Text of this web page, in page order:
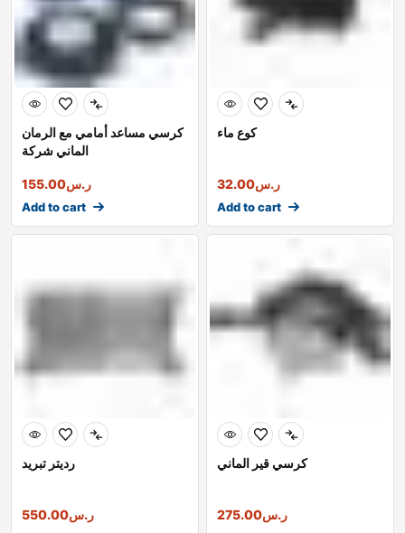
كرسي مساعد أمامي مع الرمان
الماني شركة
ر.س155.00
Add to cart
كوع ماء
ر.س32.00
Add to cart
رديتر تبريد
ر.س550.00
كرسي قير الماني
ر.س275.00